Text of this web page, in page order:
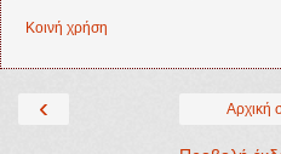
Κοινή χρήση
‹ Αρχική